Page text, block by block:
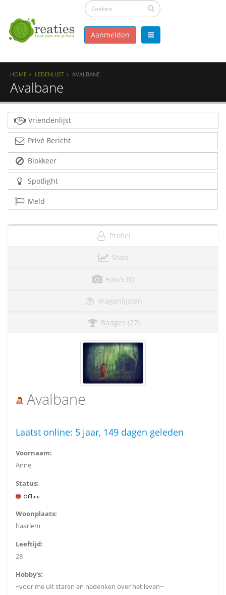
Aanmelden
HOME LEDENLIJST AVALBANE
Avalbane
Vriendenlijst
Privé Bericht
Blokkeer
Spotlight
Meld
Profiel
Stats
Foto's (0)
Vragenlijsten
Badges (27)
Avalbane
Laatst online: 5 jaar, 149 dagen geleden
Voornaam:
Anne
Status:
Woonplaats:
haarlem
Leeftijd:
28
Hobby's:
~voor me uit staren en nadenken over het leven~